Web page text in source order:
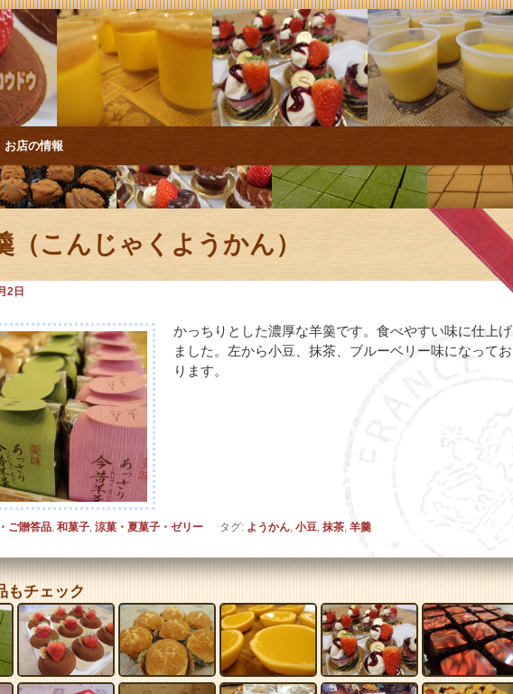
お店の情報
かん
（こんじゃくようかん）
2日
かっちりとした濃厚な羊羹です。食べやすい味に仕上げ
ました。左から小豆、抹茶、ブルーベリー味になってお
ります。
ご贈答品, 和菓子, 涼菓・夏菓子・ゼリー タグ: ようかん, 小豆, 抹茶, 羊羹
もチェック